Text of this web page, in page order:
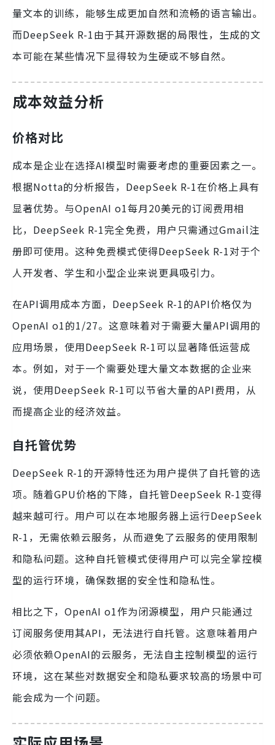
量文本的训练，能够生成更加自然和流畅的语言输出。
而DeepSeek R-1由于其开源数据的局限性，生成的文
本可能在某些情况下显得较为生硬或不够自然。
成本效益分析
价格对比
成本是企业在选择AI模型时需要考虑的重要因素之一。
根据Notta的分析报告，DeepSeek R-1在价格上具有
显著优势。与OpenAI o1每月20美元的订阅费用相
比，DeepSeek R-1完全免费，用户只需通过Gmail注
册即可使用。这种免费模式使得DeepSeek R-1对于个
人开发者、学生和小型企业来说更具吸引力。
在API调用成本方面，DeepSeek R-1的API价格仅为
OpenAI o1的1/27。这意味着对于需要大量API调用的
应用场景，使用DeepSeek R-1可以显著降低运营成
本。例如，对于一个需要处理大量文本数据的企业来
说，使用DeepSeek R-1可以节省大量的API费用，从
而提高企业的经济效益。
自托管优势
DeepSeek R-1的开源特性还为用户提供了自托管的选
项。随着GPU价格的下降，自托管DeepSeek R-1变得
越来越可行。用户可以在本地服务器上运行DeepSeek
R-1，无需依赖云服务，从而避免了云服务的使用限制
和隐私问题。这种自托管模式使得用户可以完全掌控模
型的运行环境，确保数据的安全性和隐私性。
相比之下，OpenAI o1作为闭源模型，用户只能通过
订阅服务使用其API，无法进行自托管。这意味着用户
必须依赖OpenAI的云服务，无法自主控制模型的运行
环境，这在某些对数据安全和隐私要求较高的场景中可
能会成为一个问题。